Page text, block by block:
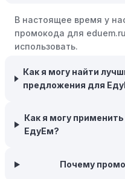
розничные компании
скидки.
добавьте товары в
два. В некоторых
побудить вас
время межсезонных
предлагают большие
В настоящее время у
промокода для
использовать.
Как я могу найти
предложения для
Как я могу
ЕдуЕм?
Почему